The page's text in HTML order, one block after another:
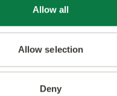
Allow all
Allow selection
Deny
Guard